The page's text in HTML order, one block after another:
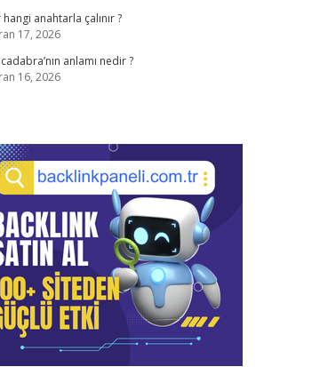
anahtarla çalınır ?
17, 2026
anlamı nedir ?
16, 2026